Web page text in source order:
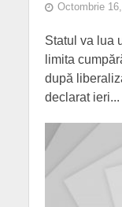
Octombrie
Statul va lua
limita
după
declarat ieri...